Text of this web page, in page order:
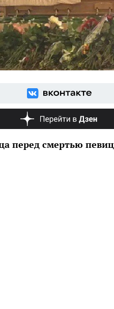
перед смертью